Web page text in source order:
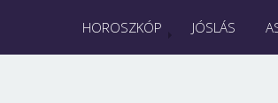
HOROSZKÓP JÓSLÁS